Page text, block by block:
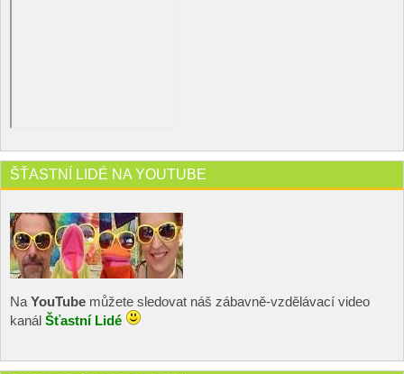
ŠŤASTNÍ LIDÉ NA YOUTUBE
Na YouTube můžete sledovat náš zábavně-vzdělávací video
kanál Šťastní Lidé